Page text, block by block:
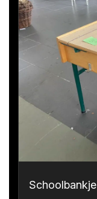
Schoolbankje